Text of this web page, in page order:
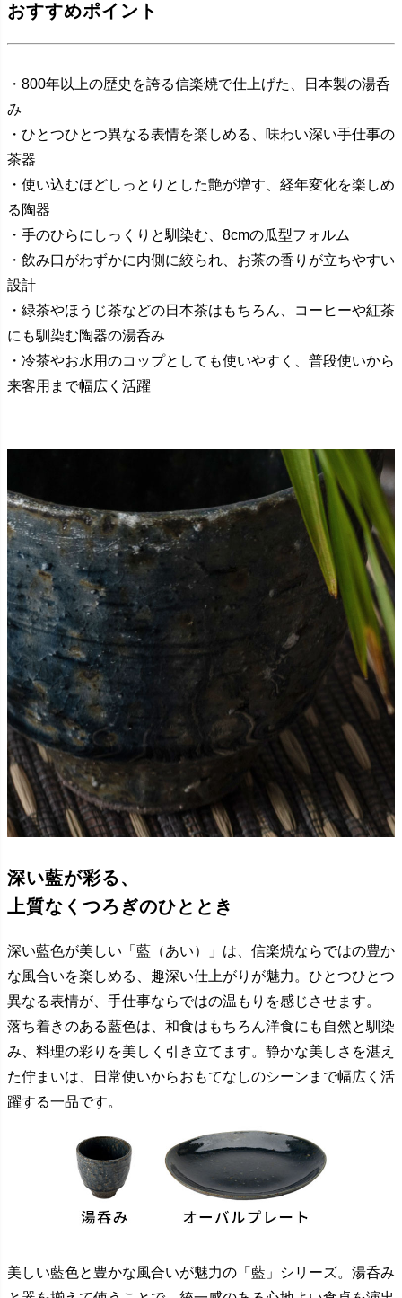
おすすめポイント
・800年以上の歴史を誇る信楽焼で仕上げた、日本製の湯呑
み
・ひとつひとつ異なる表情を楽しめる、味わい深い手仕事の
茶器
・使い込むほどしっとりとした艶が増す、経年変化を楽しめ
る陶器
・手のひらにしっくりと馴染む、8cmの瓜型フォルム
・飲み口がわずかに内側に絞られ、お茶の香りが立ちやすい
設計
・緑茶やほうじ茶などの日本茶はもちろん、コーヒーや紅茶
にも馴染む陶器の湯呑み
・冷茶やお水用のコップとしても使いやすく、普段使いから
来客用まで幅広く活躍
深い藍が彩る、
上質なくつろぎのひととき
深い藍色が美しい「藍（あい）」は、信楽焼ならではの豊か
な風合いを楽しめる、趣深い仕上がりが魅力。ひとつひとつ
異なる表情が、手仕事ならではの温もりを感じさせます。
落ち着きのある藍色は、和食はもちろん洋食にも自然と馴染
み、料理の彩りを美しく引き立てます。静かな美しさを湛え
た佇まいは、日常使いからおもてなしのシーンまで幅広く活
躍する一品です。
美しい藍色と豊かな風合いが魅力の「藍」シリーズ。湯呑み